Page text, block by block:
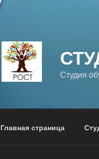
Студия
Главная страница